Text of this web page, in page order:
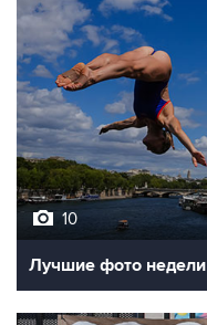
10
Лучшие фото недели